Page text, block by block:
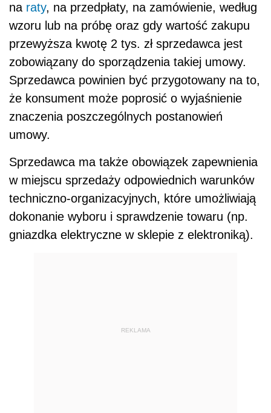
na raty, na przedpłaty, na zamówienie, według
wzoru lub na próbę oraz gdy wartość zakupu
przewyższa kwotę 2 tys. zł sprzedawca jest
zobowiązany do sporządzenia takiej umowy.
Sprzedawca powinien być przygotowany na to,
że konsument może poprosić o wyjaśnienie
znaczenia poszczególnych postanowień
umowy.
Sprzedawca ma także obowiązek zapewnienia
w miejscu sprzedaży odpowiednich warunków
techniczno-organizacyjnych, które umożliwiają
dokonanie wyboru i sprawdzenie towaru (np.
gniazdka elektryczne w sklepie z elektroniką).
REKLAMA